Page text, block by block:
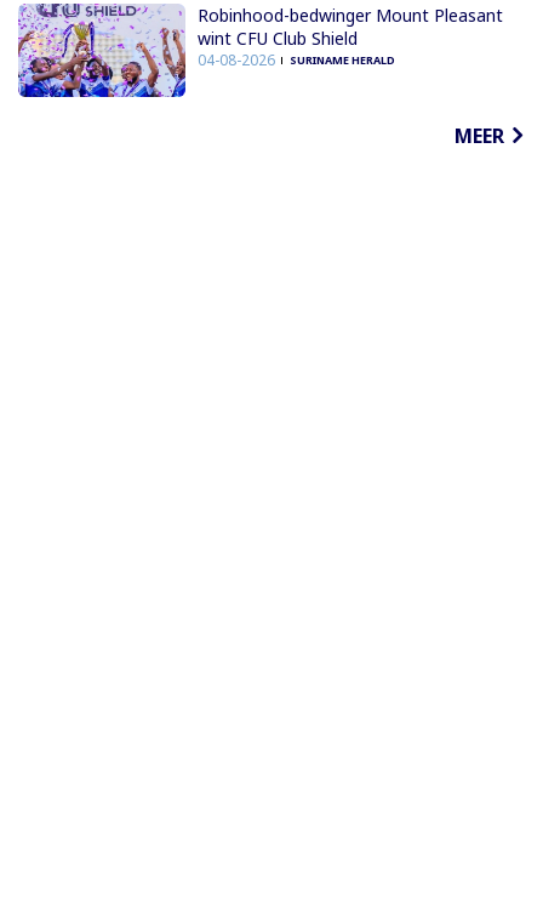
Robinhood-bedwinger Mount Pleasant
wint CFU Club Shield
04-08-2026 SURINAME HERALD
MEER